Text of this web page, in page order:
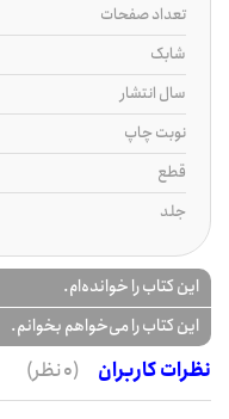
تعداد صفحات
شابک
سال انتشار
نوبت چاپ
قطع
جلد
این کتاب را خوانده‌ام.
این کتاب را می‌خواهم بخوانم.
نظرات کاربران
(0 نظر)